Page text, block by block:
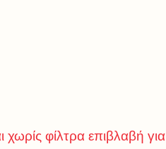
χωρίς φίλτρα επιβλαβή για